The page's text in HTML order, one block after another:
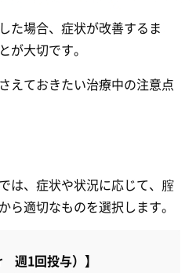
た場合、症状が改善するま
が大切です。
えておきたい治療中の注意点
は、症状や状況に応じて、腟
ら適切なものを選択します。
週1回投与）】